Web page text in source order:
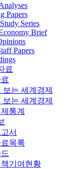
Papers
Series
Brief
Papers
료
보는 세계경제
보는 세계경제
통계
서
목록
기여현황